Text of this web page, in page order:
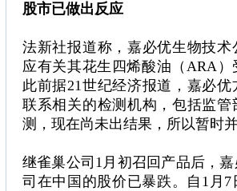
股市已做出反应
法新社报道称，嘉必优生物技术
应有关其花生四烯酸油（ARA）
此前据21世纪经济报道，嘉必优
联系相关的检测机构，包括监管
测，现在尚未出结果，所以暂时并
继雀巢公司1月初召回产品后，
司在中国的股价已暴跌。自1月7